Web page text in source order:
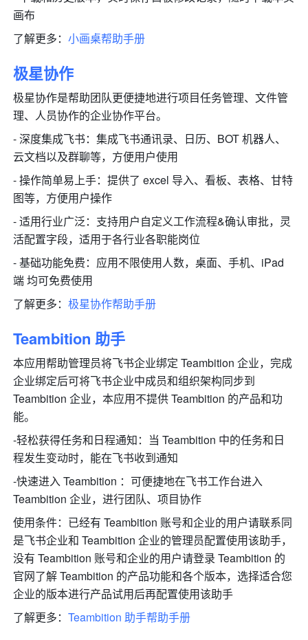
画布
了解更多：小画桌帮助手册
极星协作
极星协作是帮助团队更便捷地进行项目任务管理、文件管
理、人员协作的企业协作平台。
- 深度集成飞书：集成飞书通讯录、日历、BOT 机器人、
云文档以及群聊等，方便用户使用
- 操作简单易上手：提供了 excel 导入、看板、表格、甘特
图等，方便用户操作
- 适用行业广泛：支持用户自定义工作流程&确认审批，灵
活配置字段，适用于各行业各职能岗位
- 基础功能免费：应用不限使用人数，桌面、手机、iPad
端 均可免费使用
了解更多：极星协作帮助手册
Teambition 助手
本应用帮助管理员将飞书企业绑定 Teambition 企业，完成
企业绑定后可将飞书企业中成员和组织架构同步到
Teambition 企业，本应用不提供 Teambition 的产品和功
能。
-轻松获得任务和日程通知：当 Teambition 中的任务和日
程发生变动时，能在飞书收到通知
-快速进入 Teambition ：可便捷地在飞书工作台进入
Teambition 企业，进行团队、项目协作
使用条件：已经有 Teambition 账号和企业的用户请联系同
是飞书企业和 Teambition 企业的管理员配置使用该助手，
没有 Teambition 账号和企业的用户请登录 Teambition 的
官网了解 Teambition 的产品功能和各个版本，选择适合您
企业的版本进行产品试用后再配置使用该助手
了解更多：Teambition 助手帮助手册